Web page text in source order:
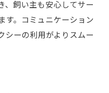
、飼い主も安心してサー
す。コミュニケーション
シーの利用がよりスムー